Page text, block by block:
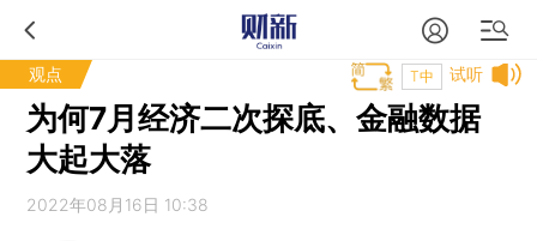
观点 试听
T中
为何7月经济二次探底、金融数据
大起大落
2022年08月16日 10:38